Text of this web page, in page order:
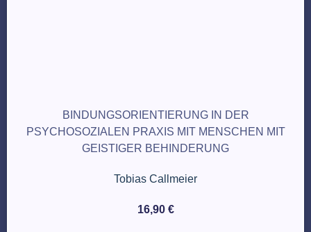
BINDUNGSORIENTIERUNG IN DER
PSYCHOSOZIALEN PRAXIS MIT MENSCHEN MIT
GEISTIGER BEHINDERUNG
Tobias Callmeier
16,90 €